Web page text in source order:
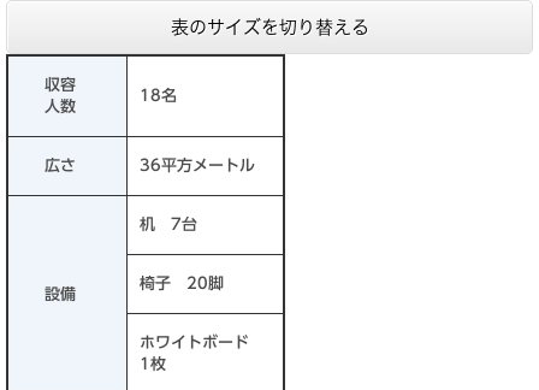
表のサイズを切り替える
収容
人数
18名
広さ 36平方メートル
設備
机 7台
椅子 20脚
ホワイトボード
1枚